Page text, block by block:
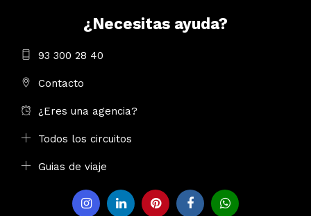
¿Necesitas ayuda?
93 300 28 40
Contacto
¿Eres una agencia?
Todos los circuitos
Guias de viaje